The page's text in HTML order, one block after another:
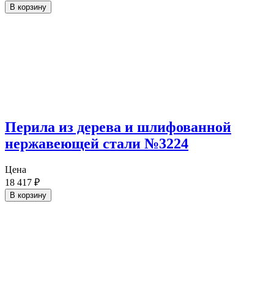
В корзину
Перила из дерева и шлифованной
нержавеющей стали №3224
Цена
18 417 ₽
В корзину